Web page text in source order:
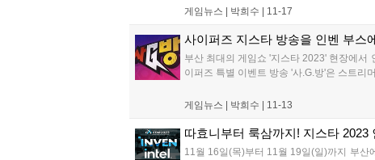
게임뉴스 | 박희수 11-17
사이퍼즈 지스타 방송을 인벤 부스
부산 최대의 게임쇼 '지스타 2023' 현장에서
이퍼즈 특별 이벤트 방송 '사.G.방'은 스트리
게임뉴스 | 박희수 11-13
따효니부터 룩삼까지! 지스타
11월 16일(목)부터 11월 19일(일)까지 부산